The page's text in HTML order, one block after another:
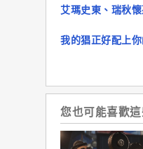
艾瑪史東、瑞秋
我的猖正好配上
您也可能喜歡